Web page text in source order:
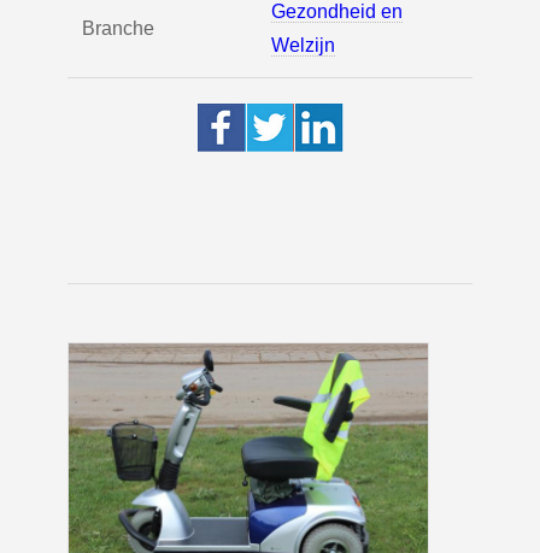
Branche
Gezondheid en
Welzijn